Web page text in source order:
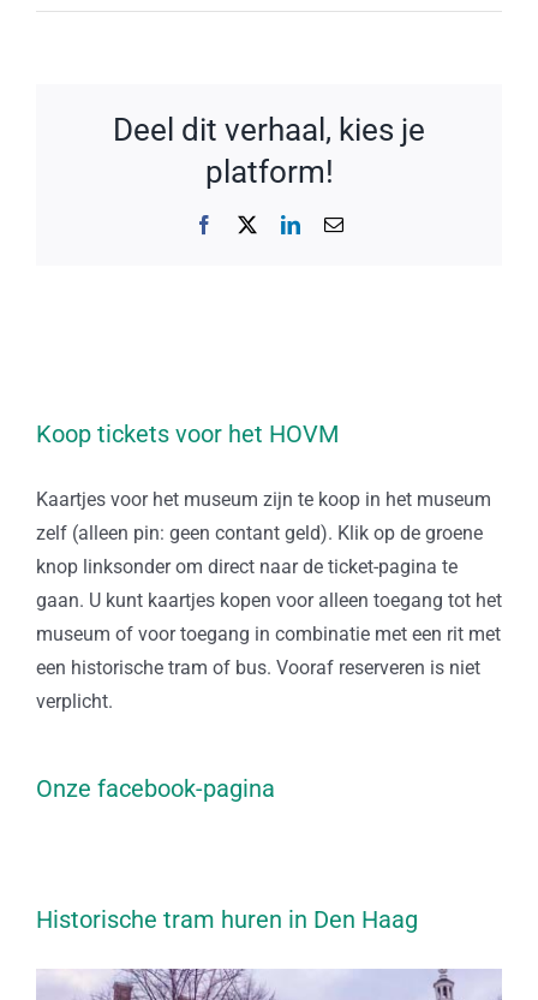
Deel dit verhaal, kies je
platform!
Facebook LinkedIn
E-
Koop tickets voor het HOVM
Kaartjes voor het museum zijn te koop in het museum
zelf (alleen pin: geen contant geld). Klik op de groene
knop linksonder om direct naar de ticket-pagina te
gaan. U kunt kaartjes kopen voor alleen toegang tot het
museum of voor toegang in combinatie met een rit met
een historische tram of bus. Vooraf reserveren is niet
verplicht.
Onze facebook-pagina
Historische tram huren in Den Haag